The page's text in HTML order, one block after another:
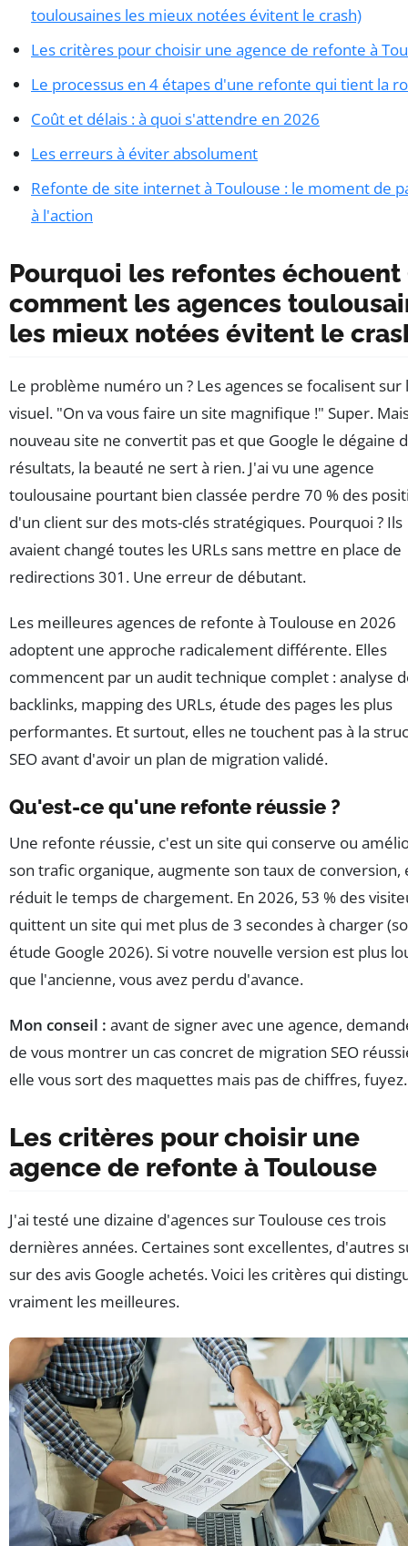
toulousaines les mieux notées évitent le crash)
Les critères pour choisir une agence de refonte à
Le processus en 4 étapes d'une refonte qui tient la
Coût et délais : à quoi s'attendre en 2026
Les erreurs à éviter absolument
Refonte de site internet à Toulouse : le moment de
à l'action
Pourquoi les refontes échouent
comment les agences
les mieux notées évitent le
Le problème numéro un ? Les agences se focalisent sur
visuel. "On va vous faire un site magnifique !" Super.
nouveau site ne convertit pas et que Google le dégaine
résultats, la beauté ne sert à rien. J'ai vu une agence
toulousaine pourtant bien classée perdre 70 % des
d'un client sur des mots-clés stratégiques. Pourquoi ? Ils
avaient changé toutes les URLs sans mettre en place de
redirections 301. Une erreur de débutant.
Les meilleures agences de refonte à Toulouse en 2026
adoptent une approche radicalement différente. Elles
commencent par un audit technique complet : analyse
backlinks, mapping des URLs, étude des pages les plus
performantes. Et surtout, elles ne touchent pas à la
SEO avant d'avoir un plan de migration validé.
Qu'est-ce qu'une refonte réussie ?
Une refonte réussie, c'est un site qui conserve ou
son trafic organique, augmente son taux de conversion,
réduit le temps de chargement. En 2026, 53 % des
quittent un site qui met plus de 3 secondes à charger
étude Google 2026). Si votre nouvelle version est plus
que l'ancienne, vous avez perdu d'avance.
Mon conseil : avant de signer avec une agence,
de vous montrer un cas concret de migration SEO
elle vous sort des maquettes mais pas de chiffres, fuyez.
Les critères pour choisir une
agence de refonte à Toulouse
J'ai testé une dizaine d'agences sur Toulouse ces trois
dernières années. Certaines sont excellentes, d'autres
sur des avis Google achetés. Voici les critères qui
vraiment les meilleures.